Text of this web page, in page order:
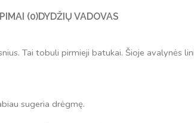
(0)DYDŽIŲ VADOVAS
Tai tobuli pirmieji batukai. Šioje avalynės
sugeria drėgmę.